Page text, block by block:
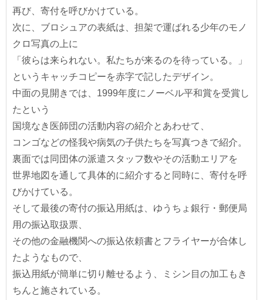
再び、寄付を呼びかけている。
次に、ブロシュアの表紙は、担架で運ばれる少年のモノ
クロ写真の上に
「彼らは来られない。私たちが来るのを待っている。」
というキャッチコピーを赤字で記したデザイン。
中面の見開きでは、1999年度にノーベル平和賞を受賞し
たという
国境なき医師団の活動内容の紹介とあわせて、
コンゴなどの怪我や病気の子供たちを写真つきで紹介。
裏面では同団体の派遣スタッフ数やその活動エリアを
世界地図を通して具体的に紹介すると同時に、寄付を呼
びかけている。
そして最後の寄付の振込用紙は、ゆうちょ銀行・郵便局
用の振込取扱票、
その他の金融機関への振込依頼書とフライヤーが合体し
たようなもので、
振込用紙が簡単に切り離せるよう、ミシン目の加工もき
ちんと施されている。